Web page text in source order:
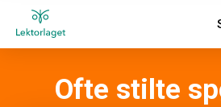
Ofte stilte